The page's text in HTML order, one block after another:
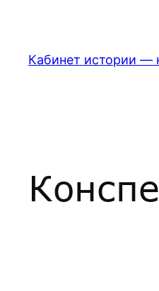
содержимому
Кабинет истории —